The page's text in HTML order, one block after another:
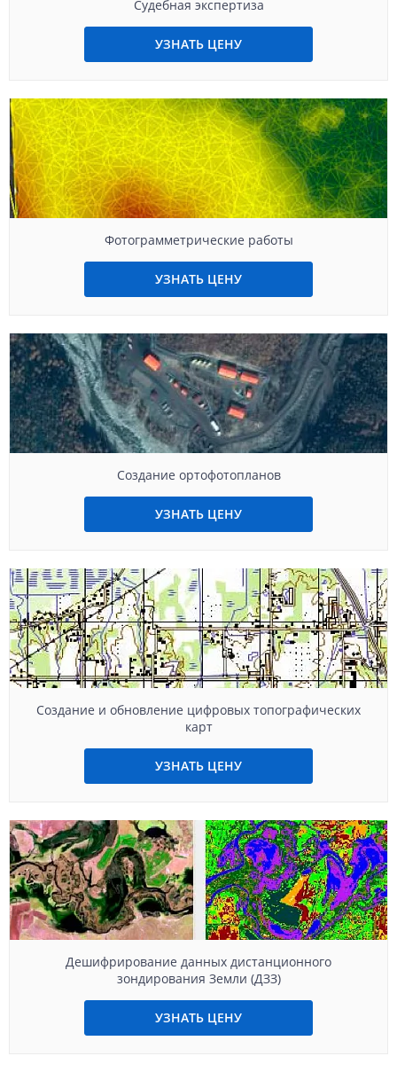
Судебная экспертиза
УЗНАТЬ ЦЕНУ
Фотограмметрические работы
УЗНАТЬ ЦЕНУ
Создание ортофотопланов
УЗНАТЬ ЦЕНУ
Создание и обновление цифровых топографических
карт
УЗНАТЬ ЦЕНУ
Дешифрирование данных дистанционного
зондирования Земли (ДЗЗ)
УЗНАТЬ ЦЕНУ